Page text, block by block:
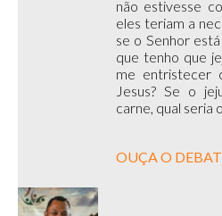
não estivesse
eles teriam a
se o Senhor
que tenho que
me entristecer
Jesus? Se o
carne, qual seria
OUÇA O